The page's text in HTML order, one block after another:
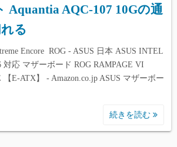
Aquantia AQC-107 10Gの通
る
Encore ROG - ASUS 日本 ASUS INTEL
対応 マザーボード ROG RAMPAGE VI
【E-ATX】 - Amazon.co.jp ASUS マザーボー
続きを読む